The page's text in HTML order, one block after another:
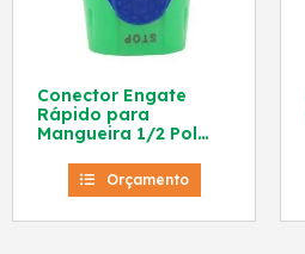
Conector Engate
Rápido para
Mangueira 1/2 Pol
Orçamento